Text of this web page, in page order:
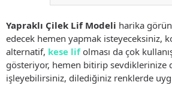
Yapraklı Çilek Lif Modeli harika
edecek hemen yapmak isteyeceksiniz,
alternatif, kese lifolması da çok
gösteriyor, hemen bitirip sevdiklerinize
işleyebilirsiniz, dilediğiniz renklerde